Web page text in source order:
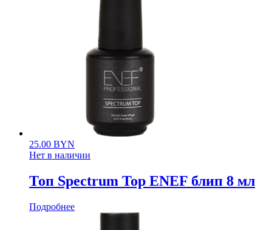
25.00 BYN
Нет в наличии
Топ Spectrum Top ENEF блип 8 мл
Подробнее